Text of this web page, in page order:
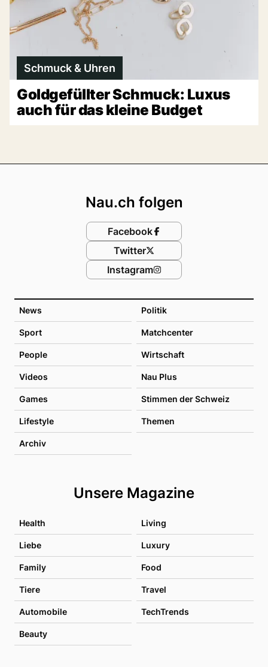
Schmuck & Uhren
Goldgefüllter Schmuck: Luxus
auch für das kleine Budget
News Politik
Sport Matchcenter
People Wirtschaft
Videos Nau Plus
Games Stimmen der Schweiz
Lifestyle Themen
Archiv
Unsere Magazine
Health Living
Liebe Luxury
Family Food
Tiere Travel
Automobile TechTrends
Beauty
Nau.ch folgen
Facebook
Twitter
Instagram